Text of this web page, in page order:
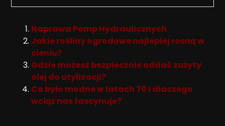
Naprawa Pomp Hydraulicznych
Jakie rośliny ogrodowe najlepiej rosną w
cieniu?
Gdzie możesz bezpiecznie oddać zużyty
olej do utylizacji?
Co było modne w latach 70 i dlaczego
wciąż nas fascynuje?